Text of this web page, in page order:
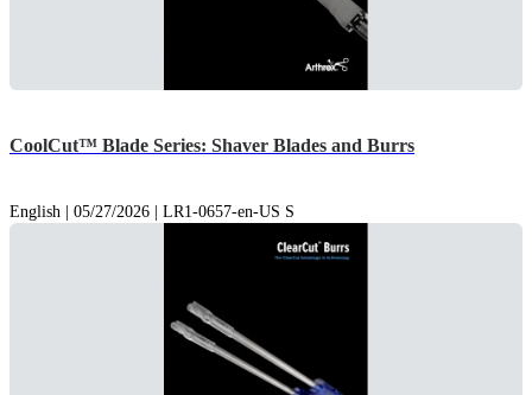
CoolCut™ Blade Series: Shaver Blades and Burrs
English | 05/27/2026 | LR1-0657-en-US S